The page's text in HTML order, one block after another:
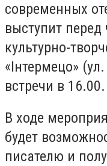
современных
выступит
культурно-
«Інтермецо»
встречи в 16.00.
В ходе
будет
писателю и